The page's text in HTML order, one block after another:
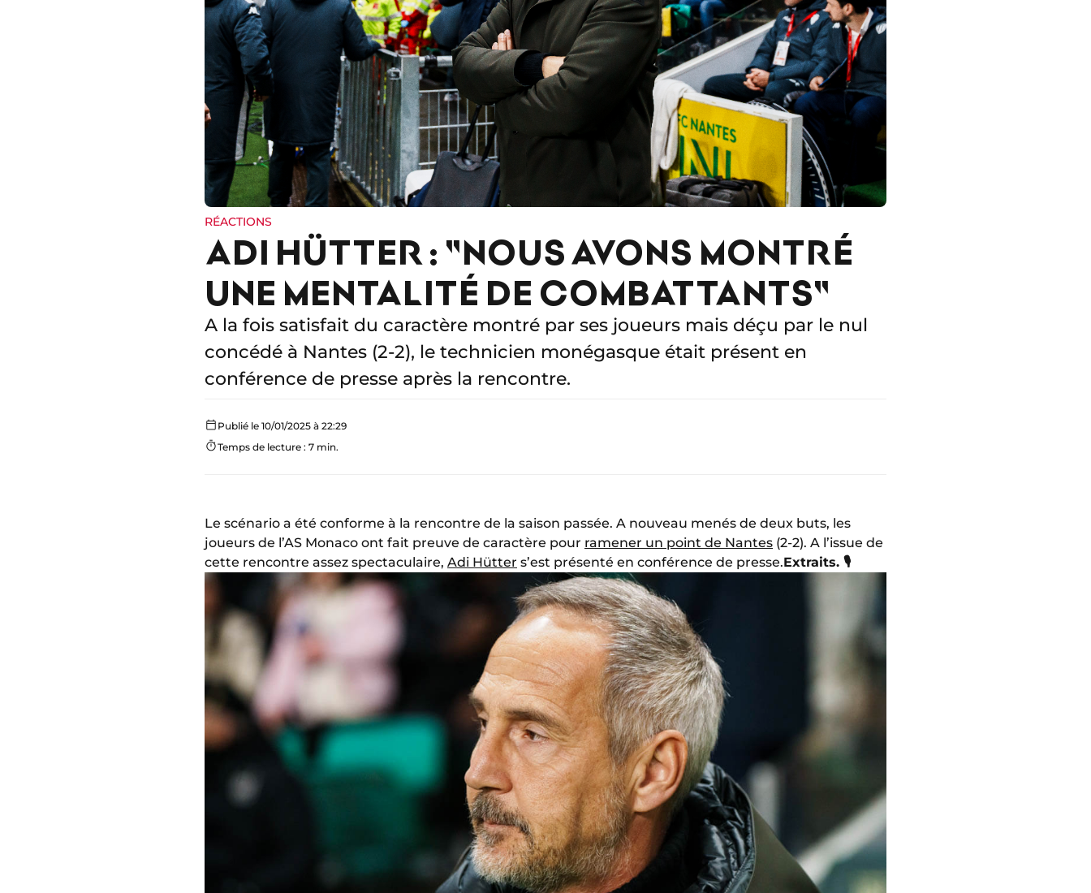
RÉACTIONS
ADI HÜTTER : "NOUS AVONS MONTRÉ
UNE MENTALITÉ DE COMBATTANTS"
A la fois satisfait du caractère montré par ses joueurs mais déçu par le nul
concédé à Nantes (2-2), le technicien monégasque était présent en
conférence de presse après la rencontre.
Publié le 10/01/2025 à 22:29
Temps de lecture : 7 min.
Le scénario a été conforme à la rencontre de la saison passée. A nouveau menés de deux buts, les
joueurs de l’AS Monaco ont fait preuve de caractère pour ramener un point de Nantes (2-2). A l’issue de
cette rencontre assez spectaculaire, Adi Hütter s’est présenté en conférence de presse.Extraits. 🎙️